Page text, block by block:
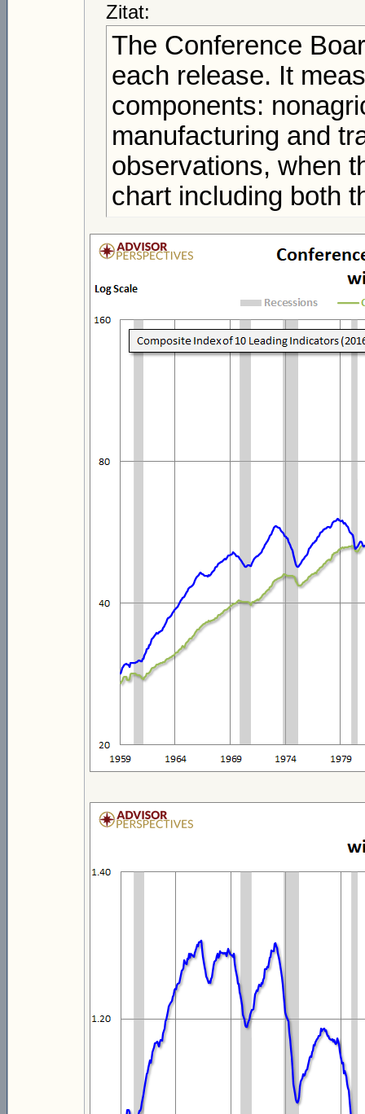
Zitat:
The Conference
each release. It
components:
manufacturing and
observations, when
chart including both